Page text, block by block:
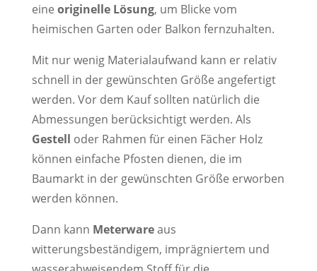
eine originelle Lösung, um Blicke vom
heimischen Garten oder Balkon fernzuhalten.
Mit nur wenig Materialaufwand kann er relativ
schnell in der gewünschten Größe angefertigt
werden. Vor dem Kauf sollten natürlich die
Abmessungen berücksichtigt werden. Als
Gestell oder Rahmen für einen Fächer Holz
können einfache Pfosten dienen, die im
Baumarkt in der gewünschten Größe erworben
werden können.
Dann kann Meterwareaus
witterungsbeständigem, imprägniertem und